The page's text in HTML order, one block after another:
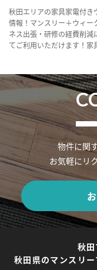
秋田エリアの家具家電付き
情報！マンスリー＋ウィー
ネス出張・研修の経費削減
てご利用いただけます！家
物件に関
お気軽にリ
秋
秋田県のマンスリ